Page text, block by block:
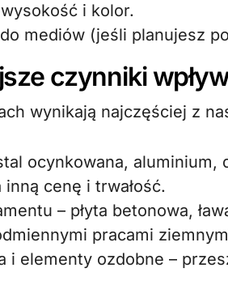
i kolor.
mediów (jeśli planujesz
czynniki
wynikają najczęściej z
ocynkowana,
cenę i trwałość.
– płyta betonowa,
pracami
i elementy ozdobne –